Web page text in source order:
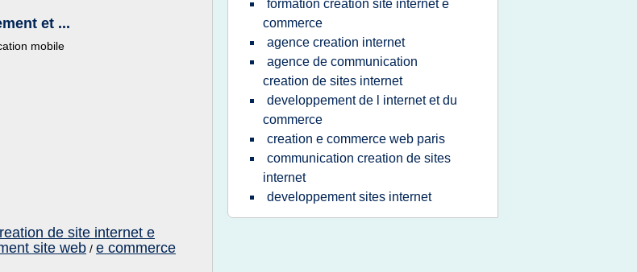
et ...
mobile
de site internet e
site web / e commerce
formation creation site internet e
commerce
agence creation internet
agence de communication
creation de sites internet
developpement de l internet et du
commerce
creation e commerce web paris
communication creation de sites
internet
developpement sites internet